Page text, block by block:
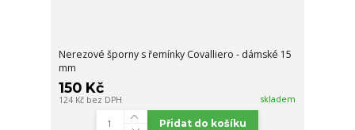
Nerezové šporny s řemínky Covalliero - dámské 15
mm
150 Kč
124 Kč bez DPH skladem
Přidat do košíku